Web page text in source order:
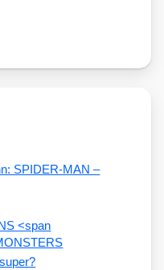
SPIDER-MAN –
<span